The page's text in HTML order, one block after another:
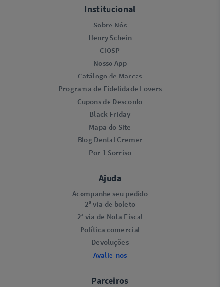
Institucional
Sobre Nós
Henry Schein
CIOSP
Nosso App
Catálogo de Marcas
Programa de Fidelidade Lovers​
Cupons de Desconto
Black Friday
Mapa do Site
Blog Dental Cremer
Por 1 Sorriso
Ajuda
Acompanhe seu pedido
2ª via de boleto
2ª via de Nota Fiscal
Política comercial
Devoluções
Avalie-nos
Parceiros